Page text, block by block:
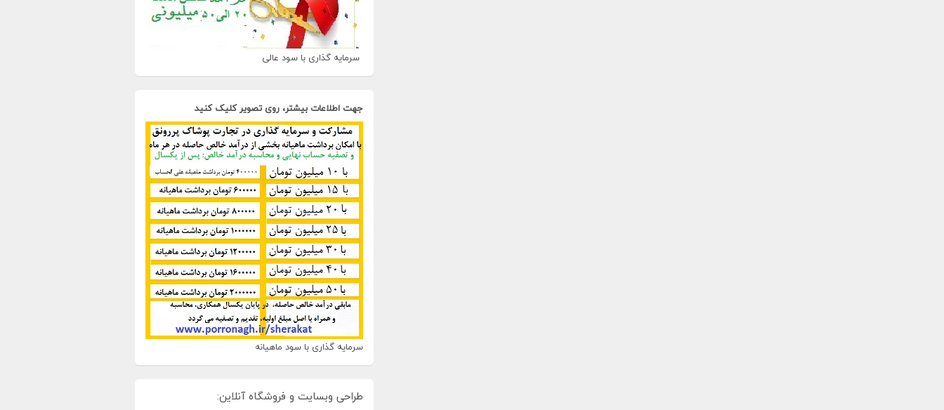
سرمایه گذاری با سود عالی
جهت اطلاعات بیشتر، روی تصویر کلیک کنید
سرمایه گذاری با سود ماهیانه
طراحی وبسایت و فروشگاه آنلاین: